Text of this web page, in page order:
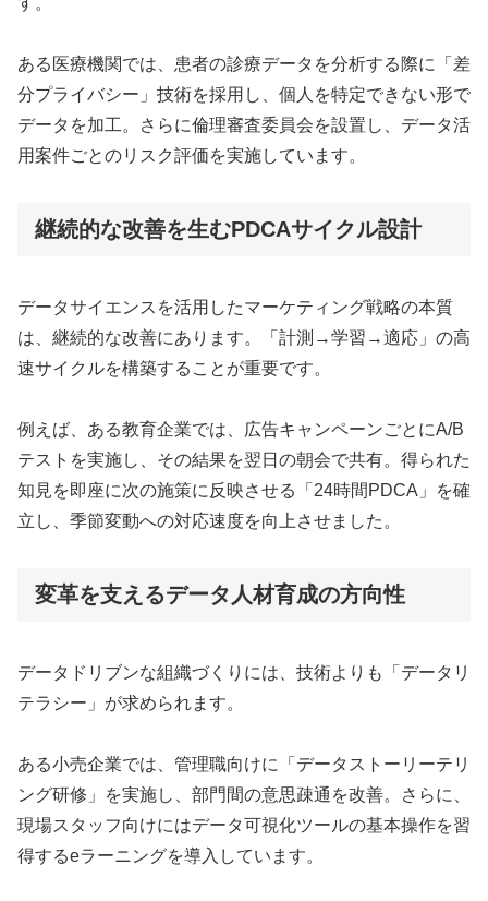
ある医療機関では、患者の診療データを分析する際に「差
分プライバシー」技術を採用し、個人を特定できない形で
データを加工。さらに倫理審査委員会を設置し、データ活
用案件ごとのリスク評価を実施しています。
継続的な改善を生むPDCAサイクル設計
データサイエンスを活用したマーケティング戦略の本質
は、継続的な改善にあります。「計測→学習→適応」の高
速サイクルを構築することが重要です。
例えば、ある教育企業では、広告キャンペーンごとにA/B
テストを実施し、その結果を翌日の朝会で共有。得られた
知見を即座に次の施策に反映させる「24時間PDCA」を確
立し、季節変動への対応速度を向上させました。
変革を支えるデータ人材育成の方向性
データドリブンな組織づくりには、技術よりも「データリ
テラシー」が求められます。
ある小売企業では、管理職向けに「データストーリーテリ
ング研修」を実施し、部門間の意思疎通を改善。さらに、
現場スタッフ向けにはデータ可視化ツールの基本操作を習
得するeラーニングを導入しています。